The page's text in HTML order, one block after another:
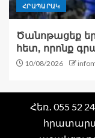
ՀՐԱՊԱՐԱԿ
Ծանոթացեք
հետ, որոնք
10/08/2026
Հեռ․ 055 52